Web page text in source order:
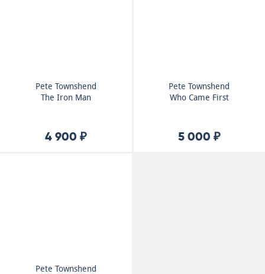
Pete Townshend
The Iron Man
4 900 ₽
Pete Townshend
Who Came First
5 000 ₽
Pete Townshend